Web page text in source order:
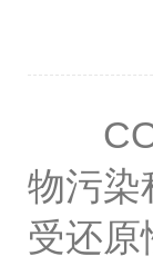
物污染
受还原